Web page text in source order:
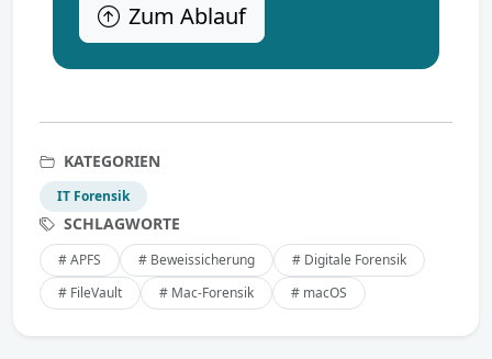
Zum Ablauf
KATEGORIEN
IT Forensik
SCHLAGWORTE
# APFS # Beweissicherung
# Digitale Forensik
# FileVault
# Mac-Forensik # macOS